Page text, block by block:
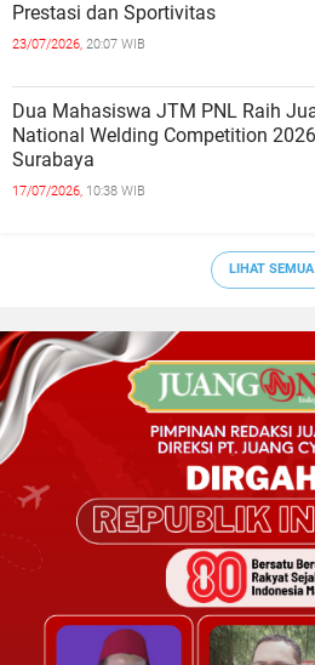
Prestasi dan Sportivitas
23/07/2026, 20:07 WIB
Dua Mahasiswa JTM PNL Raih
National Welding Competition
Surabaya
17/07/2026, 10:38 WIB
LIHAT SEMUA